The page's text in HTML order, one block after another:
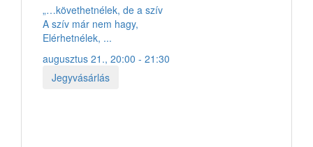
„…követhetnélek, de a szív
A szív már nem hagy,
Elérhetnélek, ...
augusztus 21., 20:00 - 21:30
Jegyvásárlás